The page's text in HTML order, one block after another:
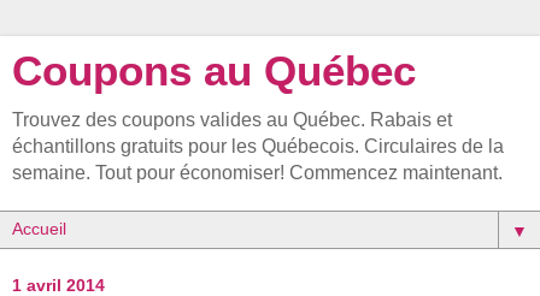
Coupons au Québec
Trouvez des coupons valides au Québec. Rabais et
échantillons gratuits pour les Québecois. Circulaires de la
semaine. Tout pour économiser! Commencez maintenant.
▼
1 avril 2014